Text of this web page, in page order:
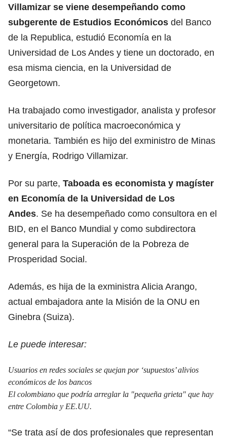
Villamizar se viene desempeñando como
subgerente de Estudios Económicos del Banco
de la Republica, estudió Economía en la
Universidad de Los Andes y tiene un doctorado, en
esa misma ciencia, en la Universidad de
Georgetown.
Ha trabajado como investigador, analista y profesor
universitario de política macroeconómica y
monetaria. También es hijo del exministro de Minas
y Energía, Rodrigo Villamizar.
Por su parte, Taboada es economista y magíster
en Economía de la Universidad de Los
Andes. Se ha desempeñado como consultora en el
BID, en el Banco Mundial y como subdirectora
general para la Superación de la Pobreza de
Prosperidad Social.
Además, es hija de la exministra Alicia Arango,
actual embajadora ante la Misión de la ONU en
Ginebra (Suiza).
Le puede interesar:
Usuarios en redes sociales se quejan por ‘supuestos’ alivios
económicos de los bancos
El colombiano que podría arreglar la "pequeña grieta" que hay
entre Colombia y EE.UU.
“Se trata así de dos profesionales que representan